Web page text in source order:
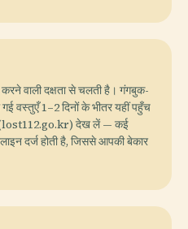
करने वाली दक्षता से चलती है। गंगबुक-
वस्तुएँ 1–2 दिनों के भीतर यहीं पहुँच
(lost112.go.kr) देख लें — कई
दर्ज होती है, जिससे आपकी बेकार